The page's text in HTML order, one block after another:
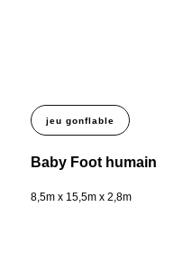
jeu gonflable
Baby Foot humain
8,5m x 15,5m x 2,8m